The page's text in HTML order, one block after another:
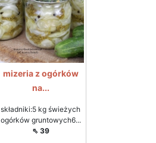
mizeria z ogórków
na...
składniki:5 kg świeżych
ogórków gruntowych6...
⇖ 39